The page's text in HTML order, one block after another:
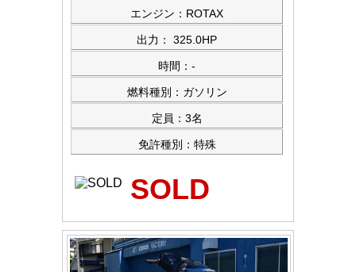
エンジン：ROTAX
出力： 325.0HP
時間：-
燃料種別：ガソリン
定員：3名
免許種別：特殊
SOLD